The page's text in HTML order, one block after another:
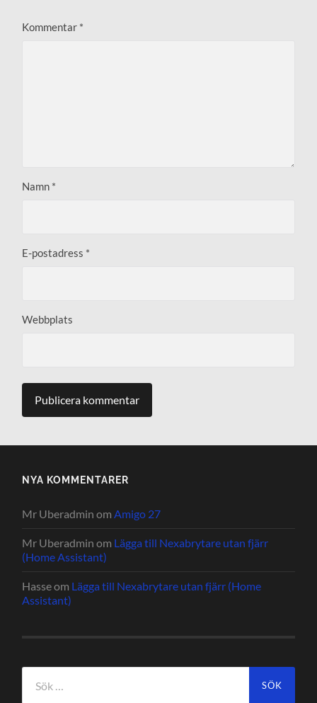
Kommentar *
Namn *
E-postadress *
Webbplats
NYA KOMMENTARER
Mr Uberadmin omAmigo 27
Mr Uberadmin om Lägga till Nexabrytare utan fjärr
(Home Assistant)
Hasseom Lägga till Nexabrytare utan fjärr (Home
Assistant)
efter: